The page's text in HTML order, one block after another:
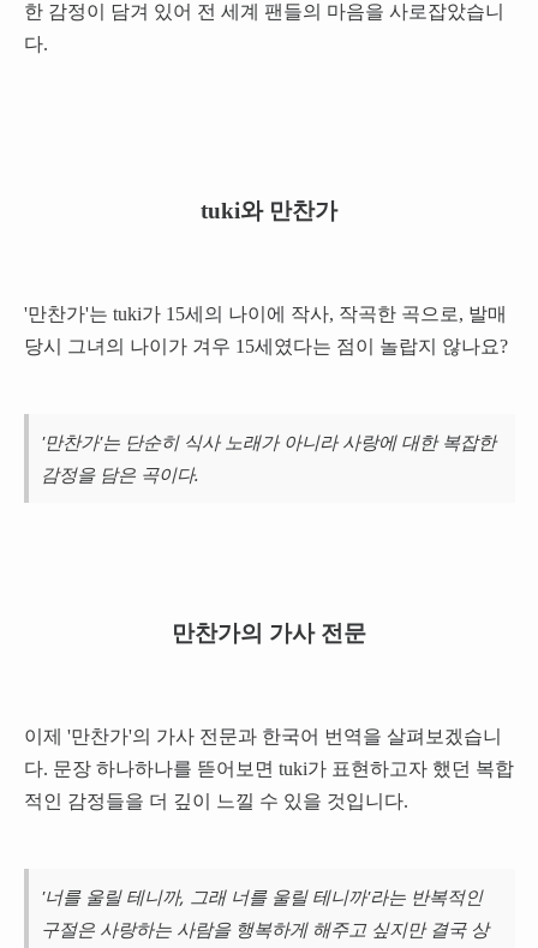
한 감정이 담겨 있어 전 세계 팬들의 마음을 사로잡았습니
다.
tuki와 만찬가
'만찬가'는 tuki가 15세의 나이에 작사, 작곡한 곡으로, 발매
당시 그녀의 나이가 겨우 15세였다는 점이 놀랍지 않나요?
'만찬가'는 단순히 식사 노래가 아니라 사랑에 대한 복잡한
감정을 담은 곡이다.
만찬가의 가사 전문
이제 '만찬가'의 가사 전문과 한국어 번역을 살펴보겠습니
다. 문장 하나하나를 뜯어보면 tuki가 표현하고자 했던 복합
적인 감정들을 더 깊이 느낄 수 있을 것입니다.
'너를 울릴 테니까, 그래 너를 울릴 테니까'라는 반복적인
구절은 사랑하는 사람을 행복하게 해주고 싶지만 결국 상